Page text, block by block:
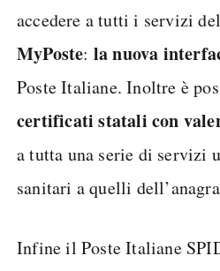
accedere a tutti i servizi
MyPoste: la nuova
Poste Italiane. Inoltre è
certificati statali con
a tutta una serie di servizi
sanitari a quelli
Infine il Poste Italiane